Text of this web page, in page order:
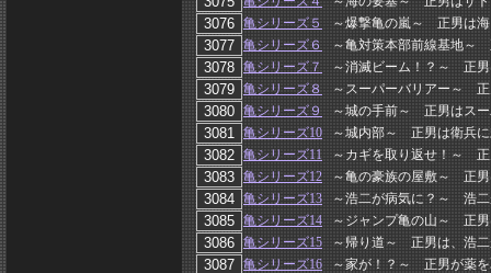
亀シリーズ５
～爆撃亀の嵐～ 正男は海
亀シリーズ６
～亀対策本部前線基地～
亀シリーズ７
～消滅ビーム！？～ 正男
亀シリーズ８
～スーパーバリアー～
亀シリーズ９
～城の手前～ 正男はスー
亀シリーズ10
～城内部～ 正男は衛兵
亀シリーズ11
～カギを取り返せ！～ 正
亀シリーズ12
～亀の豪族の屋敷～ 正男
亀シリーズ13
～浩二が病気に？～ 浩二
亀シリーズ14
～ジャンプ亀の山～ 正男
亀シリーズ15
～帰り道～ 正男は、浩
亀シリーズ16
～家が！？～ 正男が薬を